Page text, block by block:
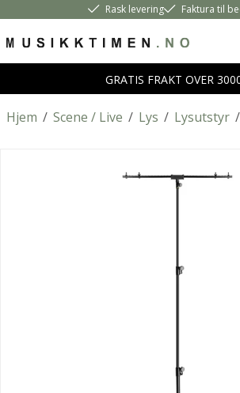
Rask levering Faktura til
GRATIS FRAKT OVER
/
Hjem /
Scene / Live /
Lys /
Lysutstyr